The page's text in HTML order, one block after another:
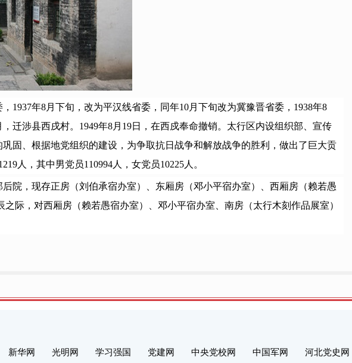
年8月下旬，改为平汉线省委，同年10月下旬改为冀豫晋省委，1938年8
迁涉县西戌村。1949年8月19日，在西戍奉命撤销。太行区内设组织部、宣传
固、根据地党组织的建设，为争取抗日战争和解放战争的胜利，做出了巨大贡
人，其中男党员110994人，女党员10225人。
院，现存正房（刘伯承宿办室）、东厢房（邓小平宿办室）、西厢房（赖若愚
际，对西厢房（赖若愚宿办室）、邓小平宿办室、南房（太行木刻作品展室）
新华网 光明网 学习强国 党建网 中央党校网 中国军网 河北党史网